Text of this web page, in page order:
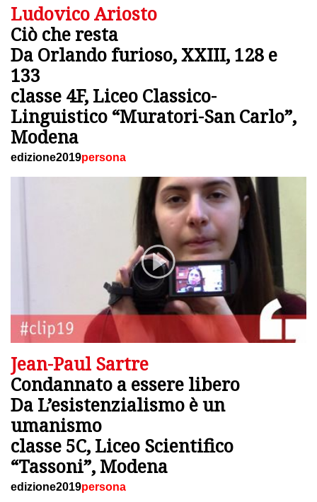
Ludovico Ariosto
Ciò che resta
Da Orlando furioso, XXIII, 128 e
133
classe 4F, Liceo Classico-
Linguistico “Muratori-San Carlo”,
Modena
edizione2019persona
Jean-Paul Sartre
Condannato a essere libero
Da L’esistenzialismo è un
umanismo
classe 5C, Liceo Scientifico
“Tassoni”, Modena
edizione2019persona